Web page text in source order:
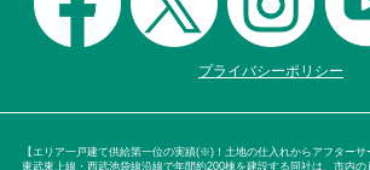
プライバシーポリシー
【エリア一戸建て供給第一位の実績(※)！土地の仕入れからアフターサ
東武東上線・西武池袋線沿線で年間約200棟を建設する同社は、市内